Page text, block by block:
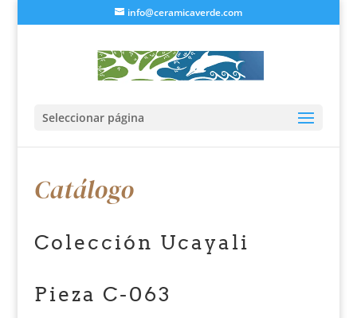
info@ceramicaverde.com
Seleccionar página
Catálogo
Colección Ucayali
Pieza C-063